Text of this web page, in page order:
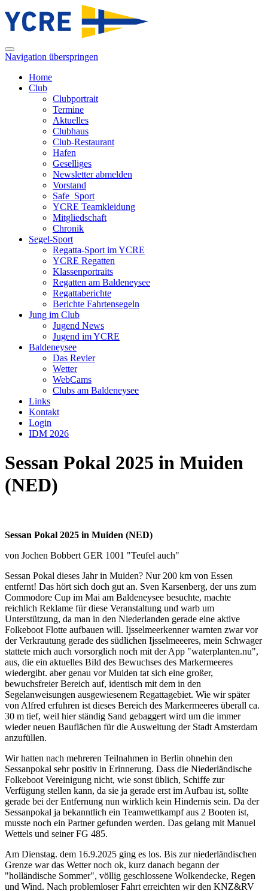
Navigation überspringen
Home
Club
Clubportrait
Termine
Aktuelles
Clubhaus
Club-Restaurant
Hafen
Geselliges
Newsletter abmelden
Vorstand
Safe_Sport
YCRE Teamkleidung
Mitgliedschaft
Chronik
Segel-Sport
Regatta-Sport im YCRE
YCRE Regatten
Klassenportraits
Regatten am Baldeneysee
Regattaberichte
Berichte Fahrtensegeln
Jung im Club
Jugend News
Jugend im YCRE
Baldeneysee
Das Revier
Wetter
WebCams
Clubs am Baldeneysee
Links
Kontakt
Login
IDM 2026
Sessan Pokal 2025 in Muiden
(NED)
Sessan Pokal 2025 in Muiden (NED)
von Jochen Bobbert GER 1001 "Teufel auch"
Sessan Pokal dieses Jahr in Muiden? Nur 200 km von Essen
entfernt! Das hört sich doch gut an. Sven Karsenberg, der uns zum
Commodore Cup im Mai am Baldeneysee besuchte, machte
reichlich Reklame für diese Veranstaltung und warb um
Unterstützung, da man in den Niederlanden gerade eine aktive
Folkeboot Flotte aufbauen will. Ijsselmeerkenner warnten zwar vor
der Verkrautung gerade des südlichen Ijsselmeeeres, mein Schwager
stattete mich auch vorsorglich noch mit der App "waterplanten.nu",
aus, die ein aktuelles Bild des Bewuchses des Markermeeres
wiedergibt. aber genau vor Muiden tat sich eine großer,
bewuchsfreier Bereich auf, identisch mit dem in den
Segelanweisungen ausgewiesenem Regattagebiet. Wie wir später
von Alfred erfuhren ist dieses Bereich des Markermeeres überall ca.
30 m tief, weil hier ständig Sand gebaggert wird um die immer
wieder neuen Bauflächen für die Ausweitung der Stadt Amsterdam
anzufüllen.
Wir hatten nach mehreren Teilnahmen in Berlin ohnehin den
Sessanpokal sehr positiv in Erinnerung. Dass die Niederländische
Folkeboot Vereinigung nicht, wie sonst üblich, Schiffe zur
Verfügung stellen kann, da sie ja gerade erst im Aufbau ist, sollte
gerade bei der Entfernung nun wirklich kein Hindernis sein. Da der
Sessanpokal ja bekanntlich ein Teamwettkampf aus 2 Booten ist,
musste noch ein Partner gefunden werden. Das gelang mit Manuel
Wettels und seiner FG 485.
Am Dienstag. dem 16.9.2025 ging es los. Bis zur niederländischen
Grenze war das Wetter noch ok, kurz danach begann der
"holländische Sommer", völlig geschlossene Wolkendecke, Regen
und Wind. Nach problemloser Fahrt erreichten wir den KNZ&RV